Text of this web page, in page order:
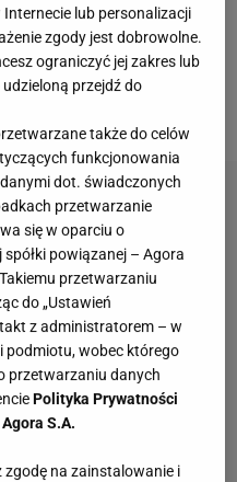
20-latka może
serią wygranych
ma ich na koncie
lub personalizacji
zgody jest dobrowolne.
ograniczyć jej zakres lub
przejdź do
także do celów
funkcjonowania
dot. świadczonych
przetwarzanie
się w oparciu o
powiązanej – Agora
przetwarzaniu
do „Ustawień
z administratorem – w
podmiotu, wobec którego
przetwarzaniu danych
Polityka Prywatności
S.A.
zgodę na zainstalowanie i